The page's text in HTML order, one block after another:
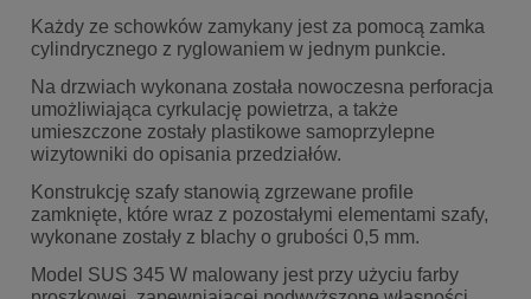
Każdy ze schowków zamykany jest za pomocą zamka
cylindrycznego z ryglowaniem w jednym punkcie.
Na drzwiach wykonana została nowoczesna perforacja
umożliwiająca cyrkulację powietrza, a także
umieszczone zostały plastikowe samoprzylepne
wizytowniki do opisania przedziałów.
Konstrukcję szafy stanowią zgrzewane profile
zamknięte, które wraz z pozostałymi elementami szafy,
wykonane zostały z blachy o grubości 0,5 mm.
Model SUS 345 W malowany jest przy użyciu farby